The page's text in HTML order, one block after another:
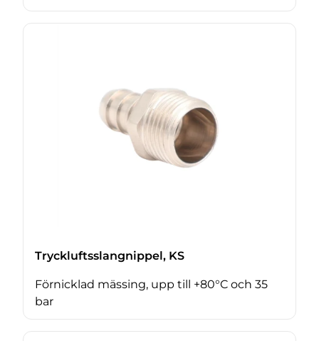
Tryckluftsslangnippel, KS
Förnicklad mässing, upp till +80°C och 35
bar